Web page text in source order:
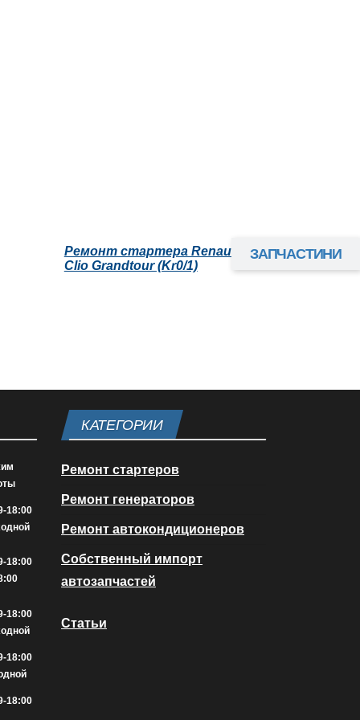
Ремонт стартера Renault
Clio Grandtour (Kr0/1)
18:00
18:00
18:00
18:00
18:00
КАТЕГОРИИ
Ремонт стартеров
Ремонт генераторов
Ремонт автокондиционеров
Собственный импорт
автозапчастей
Статьи
ЗАПЧАСТИНИ